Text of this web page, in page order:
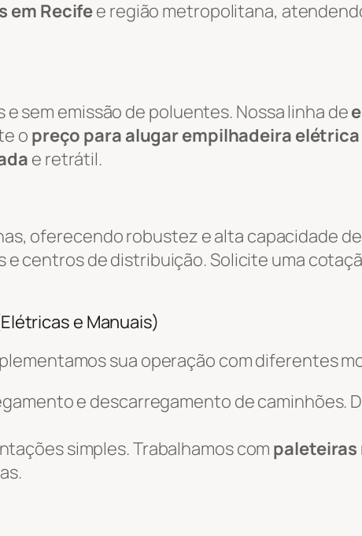
em Recifee região metropolitana,
sem emissão de poluentes. Nossa linha de
o preço para alugar empilhadeira elétrica
e retrátil.
oferecendo robustez e alta capacidade de
e centros de distribuição. Solicite uma
e Manuais)
sua operação com diferentes
e descarregamento de caminhões.
simples. Trabalhamos compaleteiras